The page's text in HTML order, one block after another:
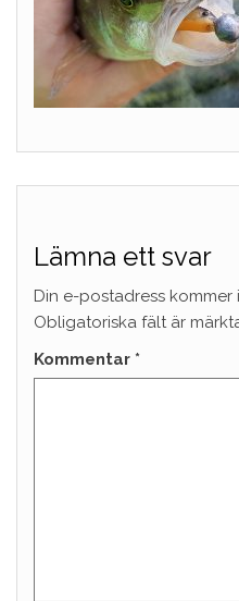
Lämna ett svar
Din e-postadress kommer
Obligatoriska fält är
Kommentar *